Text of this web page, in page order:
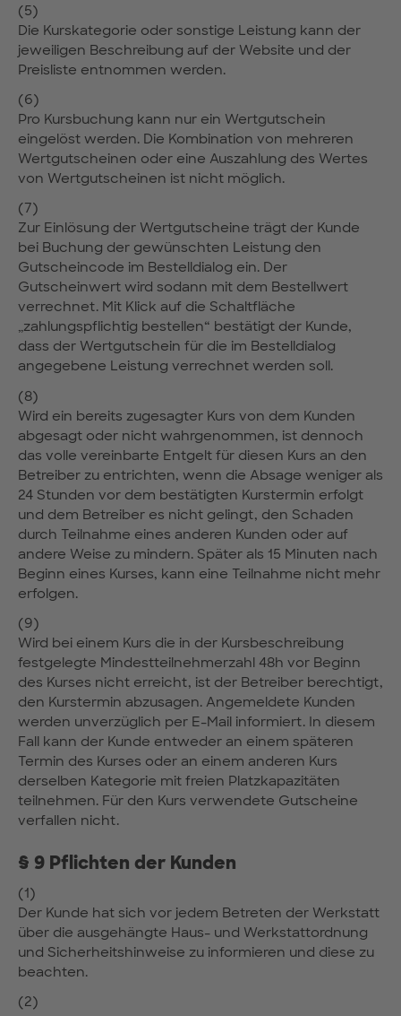
(5)
Die Kurskategorie oder sonstige Leistung kann der
jeweiligen Beschreibung auf der Website und der
Preisliste entnommen werden.
(6)
Pro Kursbuchung kann nur ein Wertgutschein
eingelöst werden. Die Kombination von mehreren
Wertgutscheinen oder eine Auszahlung des Wertes
von Wertgutscheinen ist nicht möglich.
(7)
Zur Einlösung der Wertgutscheine trägt der Kunde
bei Buchung der gewünschten Leistung den
Gutscheincode im Bestelldialog ein. Der
Gutscheinwert wird sodann mit dem Bestellwert
verrechnet. Mit Klick auf die Schaltfläche
„zahlungspflichtig bestellen“ bestätigt der Kunde,
dass der Wertgutschein für die im Bestelldialog
angegebene Leistung verrechnet werden soll.
(8)
Wird ein bereits zugesagter Kurs von dem Kunden
abgesagt oder nicht wahrgenommen, ist dennoch
das volle vereinbarte Entgelt für diesen Kurs an den
Betreiber zu entrichten, wenn die Absage weniger als
24 Stunden vor dem bestätigten Kurstermin erfolgt
und dem Betreiber es nicht gelingt, den Schaden
durch Teilnahme eines anderen Kunden oder auf
andere Weise zu mindern. Später als 15 Minuten nach
Beginn eines Kurses, kann eine Teilnahme nicht mehr
erfolgen.
(9)
Wird bei einem Kurs die in der Kursbeschreibung
festgelegte Mindestteilnehmerzahl 48h vor Beginn
des Kurses nicht erreicht, ist der Betreiber berechtigt,
den Kurstermin abzusagen. Angemeldete Kunden
werden unverzüglich per E-Mail informiert. In diesem
Fall kann der Kunde entweder an einem späteren
Termin des Kurses oder an einem anderen Kurs
derselben Kategorie mit freien Platzkapazitäten
teilnehmen. Für den Kurs verwendete Gutscheine
verfallen nicht.
§ 9 Pflichten der Kunden
(1)
Der Kunde hat sich vor jedem Betreten der Werkstatt
über die ausgehängte Haus- und Werkstattordnung
und Sicherheitshinweise zu informieren und diese zu
beachten.
(2)